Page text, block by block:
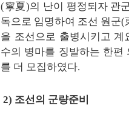
(寧夏)의 난이 평정되자 관
독으로 임명하여 조선 원군
을 조선으로 출병시키고
수의 병마를 징발하는 한편
를 더 모집하였다.
2) 조선의 군량준비